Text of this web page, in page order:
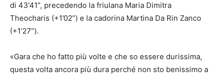
di 43’41”, precedendo la friulana Maria Dimitra
Theocharis (+1’02”) e la cadorina Martina Da Rin Zanco
(+1’27”).
«Gara che ho fatto più volte e che so essere durissima,
questa volta ancora più dura perché non sto benissimo a